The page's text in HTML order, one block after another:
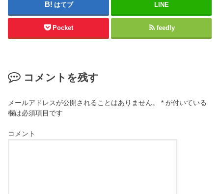
はてブ LINE
Pocket feedly
コメントを残す
メールアドレスが公開されることはありません。 * が付いている
欄は必須項目です
コメント